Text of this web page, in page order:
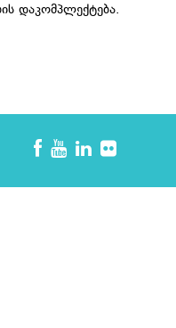
დაკომპლექტება.